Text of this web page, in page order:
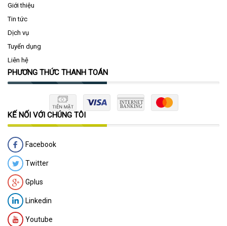
Giới thiệu
Tin tức
Dịch vụ
Tuyển dụng
Liên hệ
PHƯƠNG THỨC THANH TOÁN
KẾ NỐI VỚI CHÚNG TÔI
Facebook
Twitter
Gplus
Linkedin
Youtube